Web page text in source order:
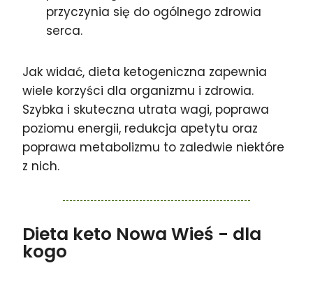
przyczynia się do ogólnego zdrowia
serca.
Jak widać, dieta ketogeniczna zapewnia
wiele korzyści dla organizmu i zdrowia.
Szybka i skuteczna utrata wagi, poprawa
poziomu energii, redukcja apetytu oraz
poprawa metabolizmu to zaledwie niektóre
z nich.
Dieta keto Nowa Wieś - dla
kogo